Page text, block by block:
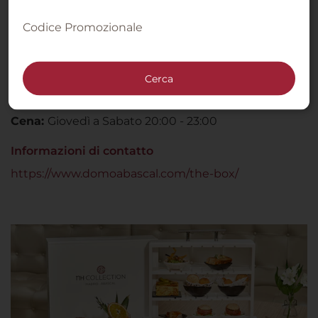
vino, in sintonia con l’essenza più autentica
Orari di apertura
Pranzo:Giovedì a Sabato 13:30 - 16:00
Cena: Giovedì a Sabato 20:00 - 23:00
Informazioni di contatto
https://www.domoabascal.com/the-box/
Codice Promozionale
Cerca